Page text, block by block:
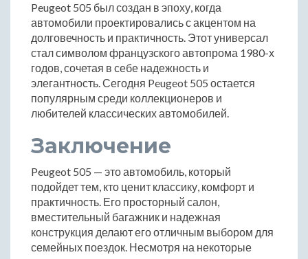
Peugeot 505 был создан в эпоху, когда
автомобили проектировались с акцентом на
долговечность и практичность. Этот универсал
стал символом французского автопрома 1980-х
годов, сочетая в себе надежность и
элегантность. Сегодня Peugeot 505 остается
популярным среди коллекционеров и
любителей классических автомобилей.
Заключение
Peugeot 505 — это автомобиль, который
подойдет тем, кто ценит классику, комфорт и
практичность. Его просторный салон,
вместительный багажник и надежная
конструкция делают его отличным выбором для
семейных поездок. Несмотря на некоторые